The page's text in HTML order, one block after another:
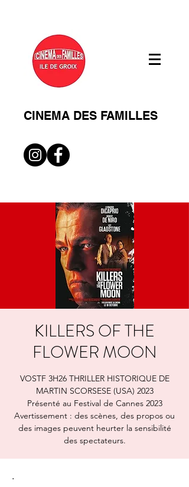
CINEMA DES FAMILLES
KILLERS OF THE
FLOWER MOON
VOSTF 3H26 THRILLER HISTORIQUE DE
MARTIN SCORSESE (USA) 2023
Présenté au Festival de Cannes 2023
Avertissement : des scènes, des propos ou
des images peuvent heurter la sensibilité
des spectateurs.
.